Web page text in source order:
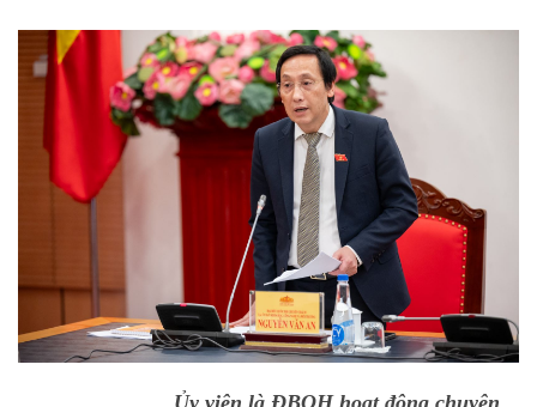
Ủy viên là ĐBQH hoạt động chuyên